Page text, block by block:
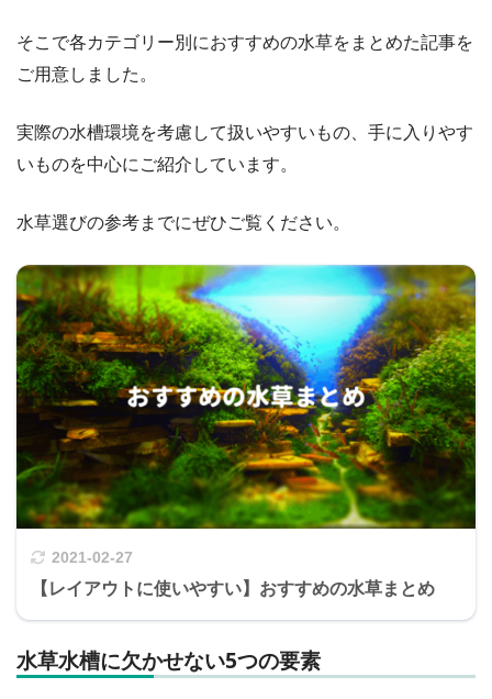
そこで各カテゴリー別におすすめの水草をまとめた記事を
ご用意しました。
実際の水槽環境を考慮して扱いやすいもの、手に入りやす
いものを中心にご紹介しています。
水草選びの参考までにぜひご覧ください。
2021-02-27
【レイアウトに使いやすい】おすすめの水草まとめ
水草水槽に欠かせない5つの要素